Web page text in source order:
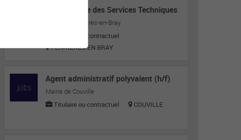
Responsable des Services Techniques
Mairie de Ferrières-en-Bray
Titulaire ou contractuel
FERRIERES EN BRAY
Agent administratif polyvalent (h/f)
Mairie de Couville
Titulaire ou contractuel
COUVILLE